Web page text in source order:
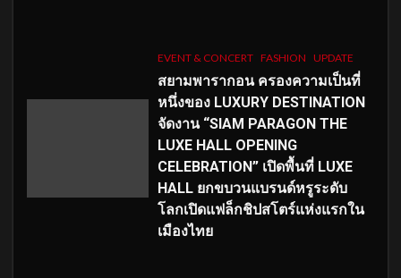
EVENT & CONCERT FASHION UPDATE
สยามพารากอน ครองความเป็นที่
หนึ่งของ LUXURY DESTINATION
จัดงาน “SIAM PARAGON THE
LUXE HALL OPENING
CELEBRATION” เปิดพื้นที่ LUXE
HALL ยกขบวนแบรนด์หรูระดับ
โลกเปิดแฟล็กชิปสโตร์แห่งแรกใน
เมืองไทย